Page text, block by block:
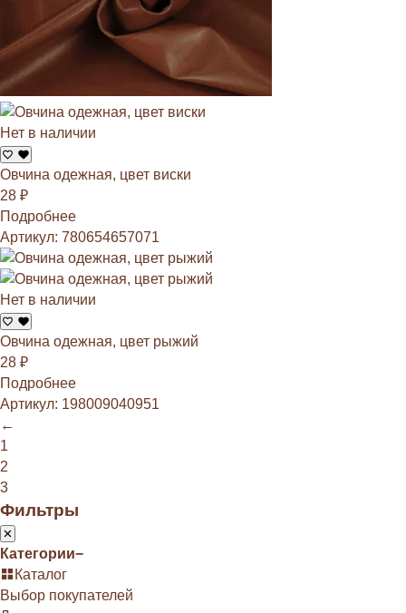
Нет в наличии
Овчина одежная, цвет виски
28 ₽
Подробнее
Артикул: 780654657071
Нет в наличии
Овчина одежная, цвет рыжий
28 ₽
Подробнее
Артикул: 198009040951
←
1
2
3
Фильтры
Категории−
Каталог
Выбор покупателей